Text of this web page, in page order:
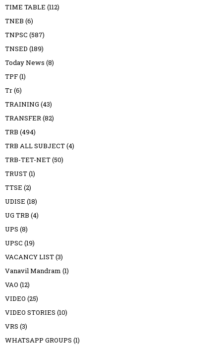
TIME TABLE (112)
TNEB (6)
TNPSC (587)
TNSED (189)
Today News (8)
TPF(1)
Tr(6)
TRAINING (43)
TRANSFER(82)
TRB (494)
TRB ALL SUBJECT(4)
TRB-TET-NET(50)
TRUST(1)
TTSE (2)
UDISE (18)
UG TRB (4)
UPS (8)
UPSC (19)
VACANCY LIST(3)
Vanavil Mandram (1)
VAO (12)
VIDEO (25)
VIDEO STORIES (10)
VRS (3)
WHATSAPP GROUPS (1)